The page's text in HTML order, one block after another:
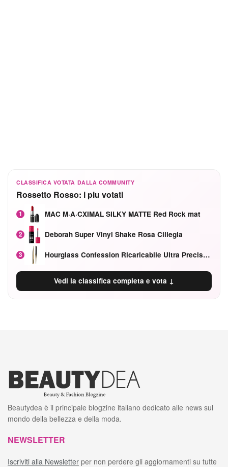
CLASSIFICA VOTATA DALLA COMMUNITY
Rossetto Rosso: i piu votati
1 MAC M·A·CXIMAL SILKY MATTE Red Rock mat
2 Deborah Super Vinyl Shake Rosa Ciliegia
3 Hourglass Confession Ricaricabile Ultra Preciso Ad Alta Intensità Secretly Classic Red
Vedi la classifica completa e vota ↓
Beautydea è il principale blogzine italiano dedicato alle news sul
mondo della bellezza e della moda.
NEWSLETTER
Iscriviti alla Newsletter per non perdere gli aggiornamenti su tutte